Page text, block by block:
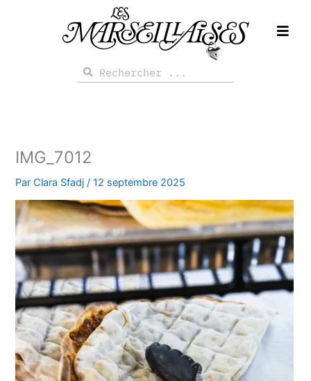
Rechercher
Rechercher
IMG_7012
ParClara Sfadj /12 septembre 2025